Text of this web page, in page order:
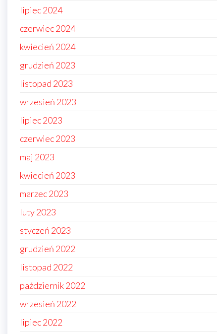
lipiec 2024
czerwiec 2024
kwiecień 2024
grudzień 2023
listopad 2023
wrzesień 2023
lipiec 2023
czerwiec 2023
maj 2023
kwiecień 2023
marzec 2023
luty 2023
styczeń 2023
grudzień 2022
listopad 2022
październik 2022
wrzesień 2022
lipiec 2022